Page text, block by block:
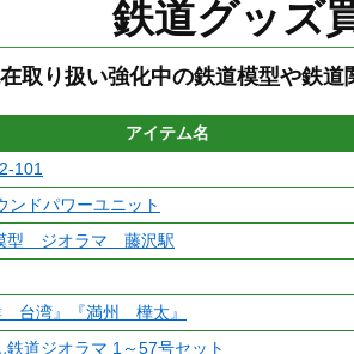
鉄道グッズ
取り扱い強化中の鉄道模型や鉄道
アイテム名
101
ドパワーユニット
型 ジオラマ 藤沢駅
台湾』『満州 樺太』
道ジオラマ 1～57号セット